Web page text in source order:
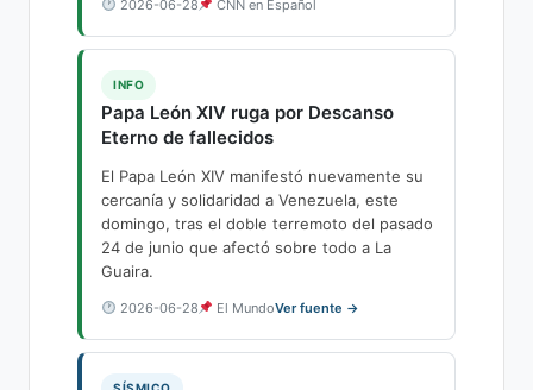
2026-06-28 CNN en Español
INFO
Papa León XIV ruga por Descanso
Eterno de fallecidos
El Papa León XIV manifestó nuevamente su
cercanía y solidaridad a Venezuela, este
domingo, tras el doble terremoto del pasado
24 de junio que afectó sobre todo a La
Guaira.
2026-06-28 El MundoVer fuente →